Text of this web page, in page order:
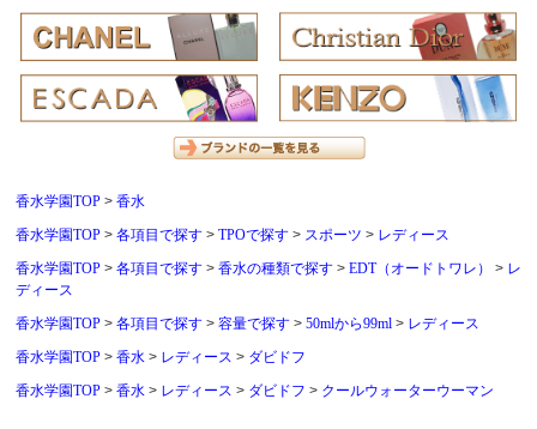
香水学園TOP
香水
香水学園TOP
各項目で探す TPOで探す スポーツ
レディース
香水学園TOP
各項目で探す 香水の種類で探す EDT（オードトワレ）
レ
ディース
香水学園TOP
各項目で探す 容量で探す 50mlから99ml
レディース
香水学園TOP
香水 レディース
ダビドフ
香水学園TOP
香水 レディース ダビドフ クールウォーターウーマン